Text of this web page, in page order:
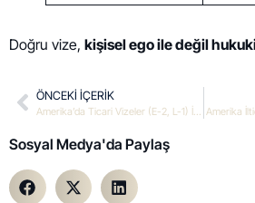
Doğru vize, kişisel ego ile değil
ÖNCEKI IÇERIK
Amerika
Sosyal Medya'da Paylaş